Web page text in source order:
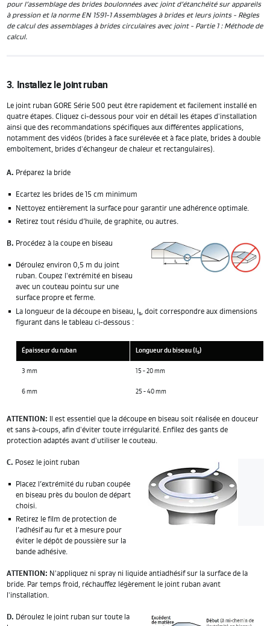
pour l’assemblage des brides boulonnées avec joint d’étanchéité sur appareils
à pression et la norme EN 1591-1 Assemblages à brides et leurs joints - Règles
de calcul des assemblages à brides circulaires avec joint - Partie 1 : Méthode de
calcul.
3. Installez le joint ruban
Le joint ruban GORE Série 500 peut être rapidement et facilement installé en
quatre étapes. Cliquez ci-dessous pour voir en détail les étapes d'installation
ainsi que des recommandations spécifiques aux différentes applications,
notamment des vidéos (brides à face surélevée et à face plate, brides à double
emboîtement, brides d'échangeur de chaleur et rectangulaires).
A. Préparez la bride
Ecartez les brides de 15 cm minimum
Nettoyez entièrement la surface pour garantir une adhérence optimale.
Retirez tout résidu d’huile, de graphite, ou autres.
B. Procédez à la coupe en biseau
Déroulez environ 0,5 m du joint
ruban. Coupez l'extrémité en biseau
avec un couteau pointu sur une
surface propre et ferme.
La longueur de la découpe en biseau, l
s, doit correspondre aux dimensions
figurant dans le tableau ci-dessous :
Épaisseur du ruban Longueur du biseau (l s)
3 mm 15 - 20 mm
6 mm 25 - 40 mm
ATTENTION: Il est essentiel que la découpe en biseau soit réalisée en douceur
et sans à-coups, afin d'éviter toute irrégularité. Enfilez des gants de
protection adaptés avant d'utiliser le couteau.
C. Posez le joint ruban
Placez l’extrémité du ruban coupée
en biseau près du boulon de départ
choisi.
Retirez le film de protection de
l’adhésif au fur et à mesure pour
éviter le dépôt de poussière sur la
bande adhésive.
ATTENTION: N'appliquez ni spray ni liquide antiadhésif sur la surface de la
bride. Par temps froid, réchauffez légèrement le joint ruban avant
l'installation.
D. Déroulez le joint ruban sur toute la